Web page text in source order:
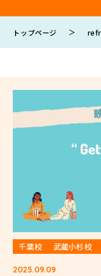
トップページ ＞
千葉校 武蔵小杉校
2025.09.09